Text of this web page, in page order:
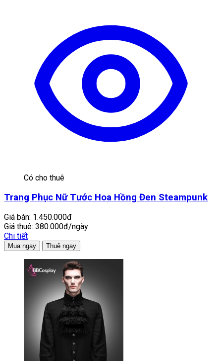
Có cho thuê
Trang Phục Nữ Tước Hoa Hồng Đen Steampunk
Giá bán: 1.450.000đ
Giá thuê: 380.000đ/ngày
Chi tiết
Mua ngay Thuê ngay